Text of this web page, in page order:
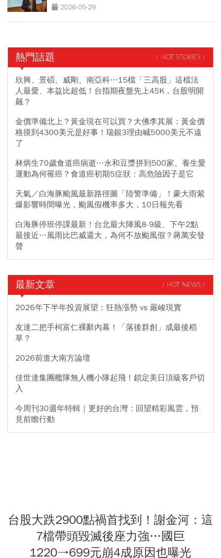
峰？2026-05-29
熱門話題 / HOT STORIES /
欣興、景碩、威剛、南亞科…15檔「三高股」這檔法
人最愛、本益比超低！台指期夜盤先上45K，台股明開
飆？
金價準備北上？黃金現在可以買？大佛李其展：黃金價
格摸到4300美元是好事！瑞銀3理由喊5000美元不遠
了
林炳生70歲食道癌病逝…永和豆漿拼到500家、養生愛
運動為何罹癌？食道癌初期5症狀：高危險因子是它
天氣／白海豚颱風最新路徑圖「陸警準備」！豪大雨紫
爆影響時間曝光，颱風假機率多大，10日報先看
白海豚停班停課最新！台北最大陣風8-9級、下午2點
最接近…風雨比巴威還大，為何不放颱風假？蔣萬安發
聲
最新文章 / HOT NEWS /
2026年下半年投資展望：狂熱漲勢 vs 嚴峻現實
友達二把手柯富仁裸辭內幕！「落後群創」成最後稻
草？
2026前進大南方論壇
佳世達集團艦隊無人機小隊起飛！鎖定美日頂級客戶切
入
今周刊30週年特輯｜更好的台灣：回望精彩風雲，預
見前瞻行動
台股大跌2900點禍首找到！謝金河：這
7檔帶頭毀滅後座力強…國巨
1220→699元崩4成原因也曝光